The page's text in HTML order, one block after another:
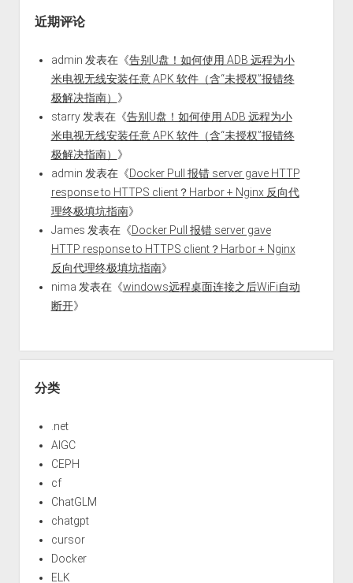
近期评论
admin 发表在《告别U盘！如何使用 ADB 远程为小
米电视无线安装任意 APK 软件（含“未授权”报错终
极解决指南） 》
starry发表在《告别U盘！如何使用 ADB 远程为小
米电视无线安装任意 APK 软件（含“未授权”报错终
极解决指南） 》
admin 发表在《Docker Pull 报错 server gave HTTP
response to HTTPS client？Harbor + Nginx 反向代
理终极填坑指南》
James 发表在《Docker Pull 报错 server gave
HTTP response to HTTPS client？Harbor + Nginx
反向代理终极填坑指南》
nima 发表在《windows远程桌面连接之后WiFi自动
断开》
分类
.net
AIGC
CEPH
cf
ChatGLM
chatgpt
cursor
Docker
ELK